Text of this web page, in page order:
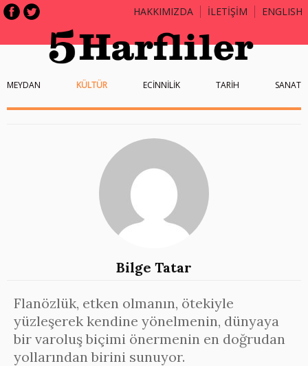
HAKKIMIZDA İLETİŞİM ENGLISH
MEYDAN KÜLTÜR ECİNNİLİK TARİH SANAT
Bilge Tatar
Flanözlük, etken olmanın, ötekiyle
yüzleşerek kendine yönelmenin, dünyaya
bir varoluş biçimi önermenin en doğrudan
yollarından birini sunuyor.